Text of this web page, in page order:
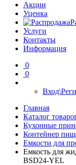
Акции
Уценка
Услуги
Контакты
Информация
0
0
Главная
Каталог
Кухонные
Контейнер
Емкости для
Емкость для
BSD24-YEL